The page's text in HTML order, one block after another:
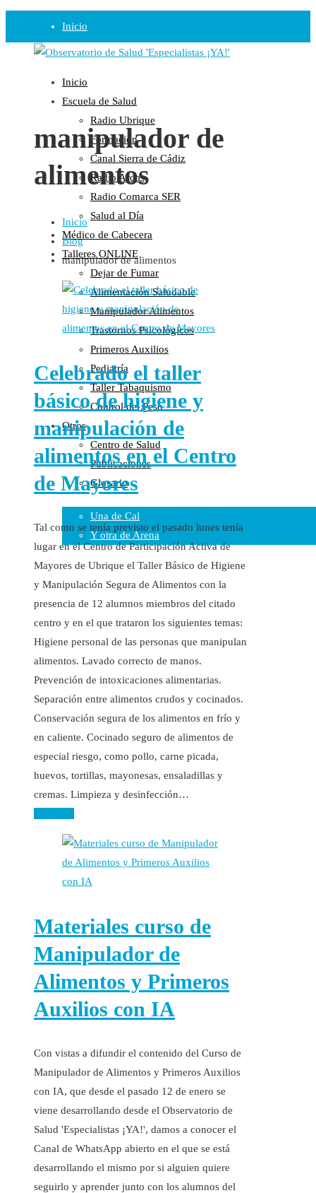
Inicio
Observatorio
Opinión
Radio
Guadalinfo Salud
Radio Guadalete
COPE Pontevedra
Salud en Radio Ubrique
Salud en Verano
Plataforma
Manifiestos
Comunicados
En nuestra Web
Colaboraciones
Cartas al Director
Medios de Comunicación
Otros
Vídeos
Audio
Cara Oscura Sanidad
Humor
Cal y Arena
Una de Cal
Y otra de Arena
Noticias Sanitarias
Enlaces
Newsletter
Inicio
Escuela de Salud
Radio Ubrique
Formación
Canal Sierra de Cádiz
Radio Arcos
Radio Comarca SER
Salud al Día
Médico de Cabecera
Talleres ONLINE
Dejar de Fumar
Alimentación Saludable
Manipulador Alimentos
Trastornos Psicológicos
Primeros Auxilios
Pediatría
Taller Tabaquismo
Control del Peso
Otros
Centro de Salud
Publicaciones
Glosario
manipulador de
alimentos
Inicio
Blog
manipulador de alimentos
Celebrado el taller
básico de higiene y
manipulación de
alimentos en el Centro
de Mayores
Tal como se tenía previsto el pasado lunes tenía
lugar en el Centro de Participación Activa de
Mayores de Ubrique el Taller Básico de Higiene
y Manipulación Segura de Alimentos con la
presencia de 12 alumnos miembros del citado
centro y en el que trataron los siguientes temas:
Higiene personal de las personas que manipulan
alimentos. Lavado correcto de manos.
Prevención de intoxicaciones alimentarias.
Separación entre alimentos crudos y cocinados.
Conservación segura de los alimentos en frío y
en caliente. Cocinado seguro de alimentos de
especial riesgo, como pollo, carne picada,
huevos, tortillas, mayonesas, ensaladillas y
cremas. Limpieza y desinfección…
Materiales curso de
Manipulador de
Alimentos y Primeros
Auxilios con IA
Con vistas a difundir el contenido del Curso de
Manipulador de Alimentos y Primeros Auxilios
con IA, que desde el pasado 12 de enero se
viene desarrollando desde el Observatorio de
Salud 'Especialistas ¡YA!', damos a conocer el
Canal de WhatsApp abierto en el que se está
desarrollando el mismo por si alguien quiere
seguirlo y aprender junto con los alumnos del